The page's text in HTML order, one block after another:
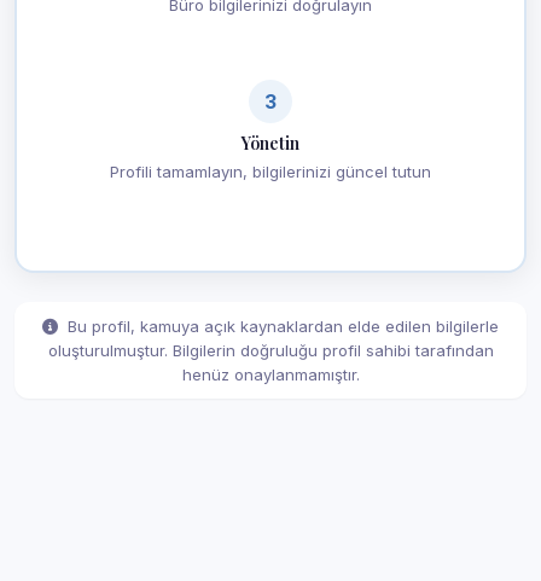
Büro bilgilerinizi doğrulayın
3
Yönetin
Profili tamamlayın, bilgilerinizi güncel tutun
Bu profil, kamuya açık kaynaklardan elde edilen bilgilerle
oluşturulmuştur. Bilgilerin doğruluğu profil sahibi tarafından
henüz onaylanmamıştır.